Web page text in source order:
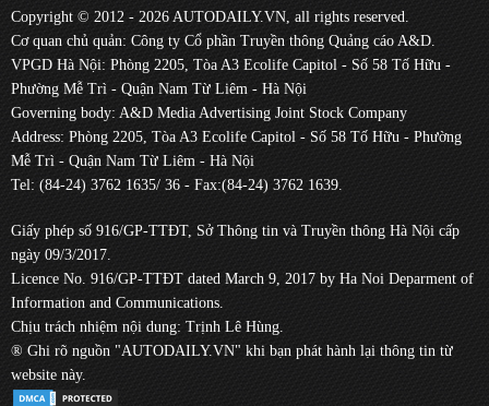
Copyright © 2012 - 2026 AUTODAILY.VN, all rights reserved.
Cơ quan chủ quản: Công ty Cổ phần Truyền thông Quảng cáo A&D.
VPGD Hà Nội: Phòng 2205, Tòa A3 Ecolife Capitol - Số 58 Tố Hữu -
Phường Mễ Trì - Quận Nam Từ Liêm - Hà Nội
Governing body: A&D Media Advertising Joint Stock Company
Address: Phòng 2205, Tòa A3 Ecolife Capitol - Số 58 Tố Hữu - Phường
Mễ Trì - Quận Nam Từ Liêm - Hà Nội
Tel: (84-24) 3762 1635/ 36 - Fax:(84-24) 3762 1639.
Giấy phép số 916/GP-TTĐT, Sở Thông tin và Truyền thông Hà Nội cấp
ngày 09/3/2017.
Licence No. 916/GP-TTĐT dated March 9, 2017 by Ha Noi Deparment of
Information and Communications.
Chịu trách nhiệm nội dung: Trịnh Lê Hùng.
® Ghi rõ nguồn "AUTODAILY.VN" khi bạn phát hành lại thông tin từ
website này.